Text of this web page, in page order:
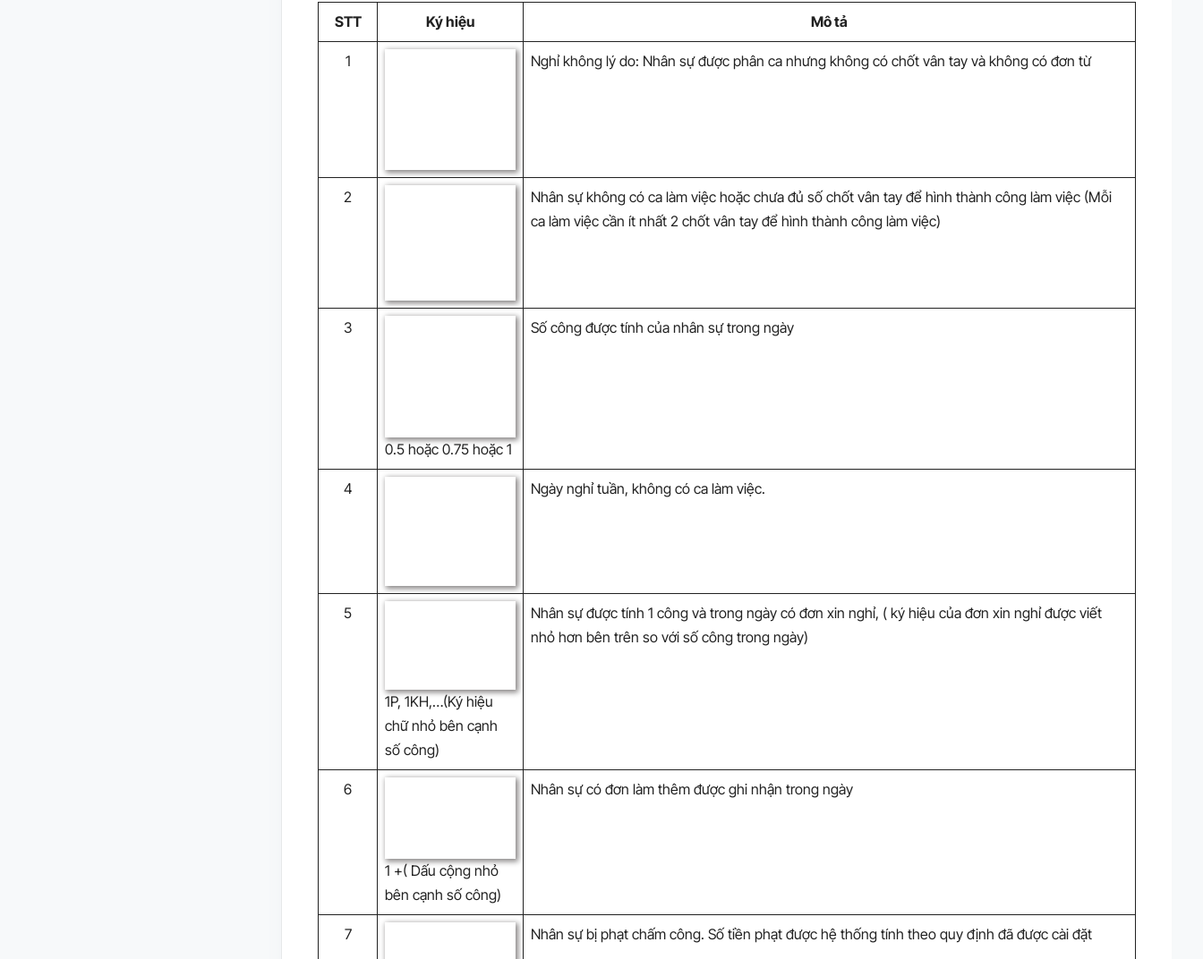
STT
Ký hiệu Mô tả
1 Nghỉ không lý do: Nhân sự được phân ca nhưng không có chốt vân tay và không có đơn từ
2
Nhân sự không có ca làm việc hoặc chưa đủ số chốt vân tay để hình thành công làm việc (Mỗi
ca làm việc cần ít nhất 2 chốt vân tay để hình thành công làm việc)
3
0.5 hoặc 0.75 hoặc 1
Số công được tính của nhân sự trong ngày
4 Ngày nghỉ tuần, không có ca làm việc.
5
1P, 1KH,…(Ký hiệu
chữ nhỏ bên cạnh
số công)
Nhân sự được tính 1 công và trong ngày có đơn xin nghỉ, ( ký hiệu của đơn xin nghỉ được viết
nhỏ hơn bên trên so với số công trong ngày)
6
1 +( Dấu cộng nhỏ
bên cạnh số công)
Nhân sự có đơn làm thêm được ghi nhận trong ngày
7 Nhân sự bị phạt chấm công. Số tiền phạt được hệ thống tính theo quy định đã được cài đặt